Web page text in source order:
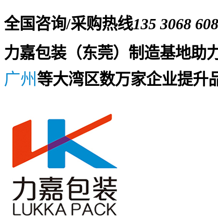
全国咨询/采购热线135 3068
力嘉包装（东莞）制造基地助
广州等大湾区数万家企业提升